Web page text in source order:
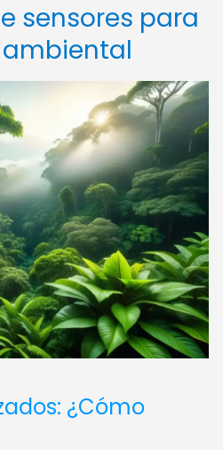
sensores para
¿Cómo